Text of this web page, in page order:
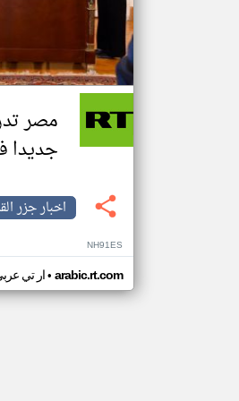
مصر
جديدا
اخبار جزر
NH91ES
ار تي• arabic.rt.com